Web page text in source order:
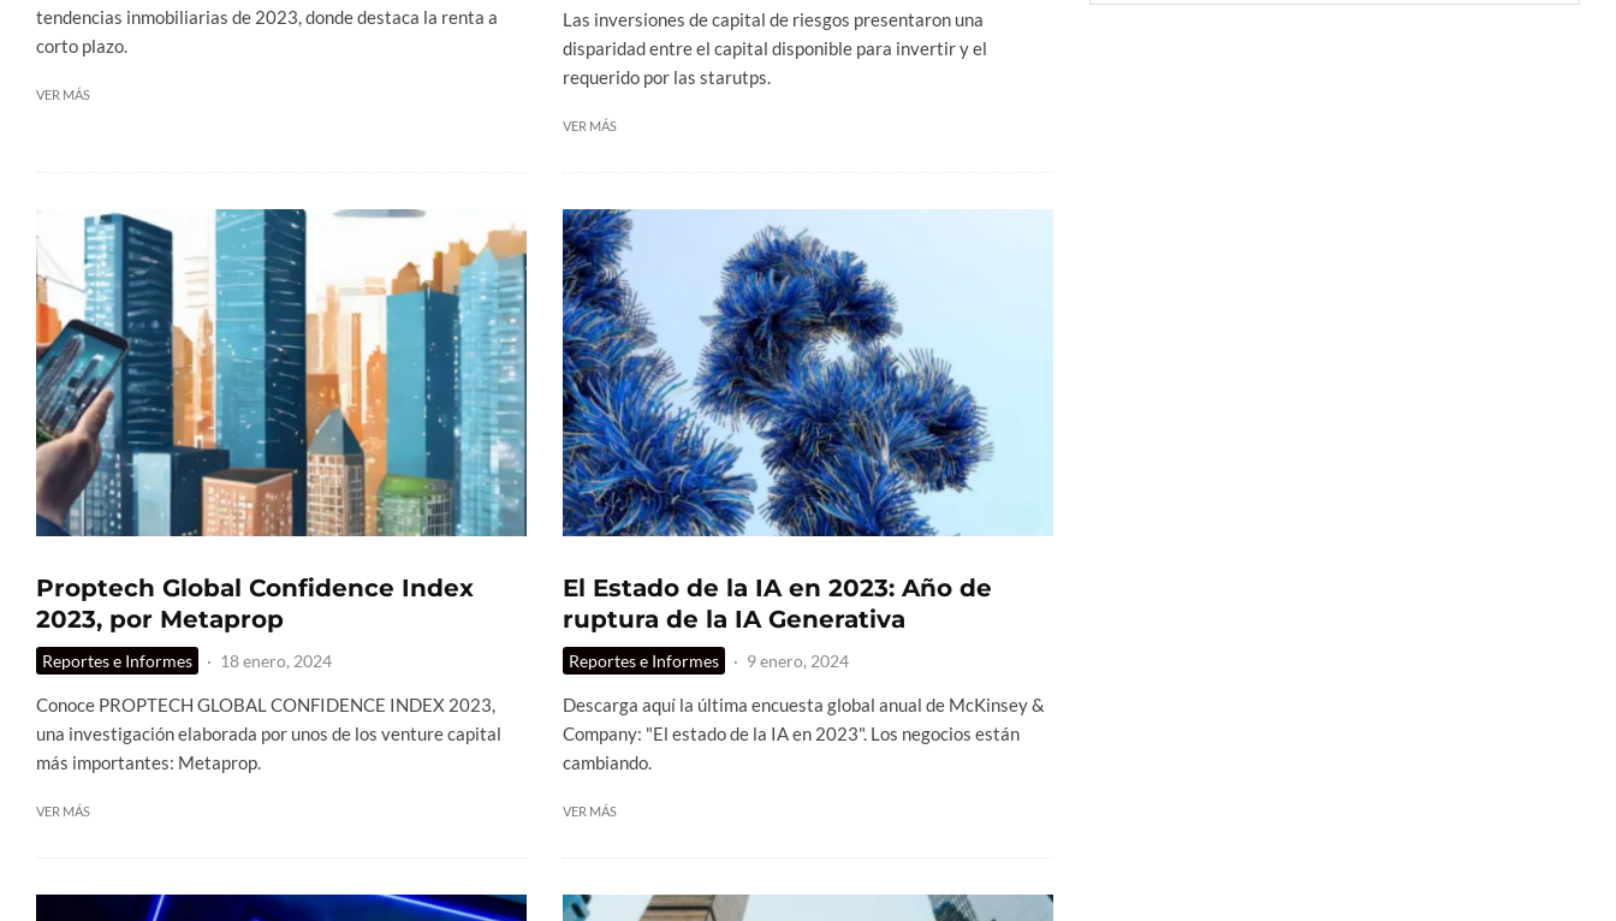
tendencias inmobiliarias de 2023, donde destaca la renta a
corto plazo.
VER MÁS
Las inversiones de capital de riesgos presentaron una
disparidad entre el capital disponible para invertir y el
requerido por las starutps.
VER MÁS
Proptech Global Confidence Index
2023, por Metaprop
Reportes e Informes · 18 enero, 2024
Conoce PROPTECH GLOBAL CONFIDENCE INDEX 2023,
una investigación elaborada por unos de los venture capital
más importantes: Metaprop.
VER MÁS
El Estado de la IA en 2023: Año de
ruptura de la IA Generativa
Reportes e Informes · 9 enero, 2024
Descarga aquí la última encuesta global anual de McKinsey &
Company: "El estado de la IA en 2023". Los negocios están
cambiando.
VER MÁS